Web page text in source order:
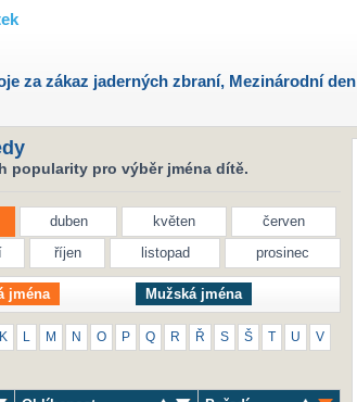
za zákaz jaderných zbraní, Mezinárodní den
popularity pro výběr jména dítě.
duben květen
červen
říjen listopad prosinec
jména Mužská jména
K M N O P Q R Ř S Š T U V